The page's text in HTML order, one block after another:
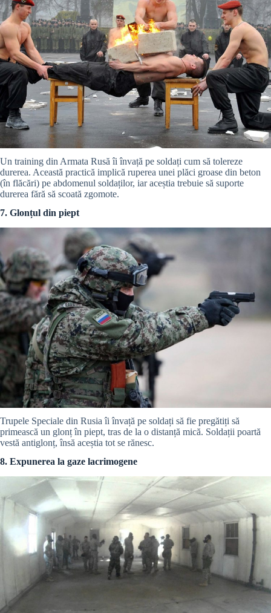
Un training din Armata Rusă îi învață pe soldați cum să tolereze
durerea. Această practică implică ruperea unei plăci groase din beton
(în flăcări) pe abdomenul soldaților, iar aceștia trebuie să suporte
durerea fără să scoată zgomote.
7. Glonțul din piept
Trupele Speciale din Rusia îi învață pe soldați să fie pregătiți să
primească un glonț în piept, tras de la o distanță mică. Soldații poartă
vestă antiglonț, însă aceștia tot se rănesc.
8. Expunerea la gaze lacrimogene